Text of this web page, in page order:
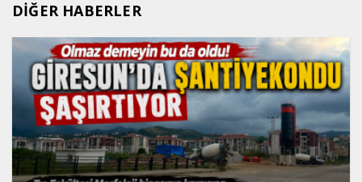
DİĞER HABERLER